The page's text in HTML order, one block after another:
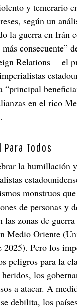
y temerario
según un
la guerra en Irán
consecuente”
Relations —el
“principal
en el rico
Todos
la humillación
monstruos
de personas y
las zonas de
Medio Oriente
Pero los
peligros para la
los
a atacar. A
debilita, los